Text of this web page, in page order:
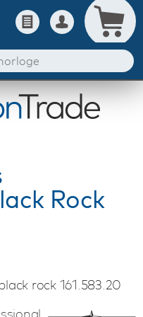
Rock
rock 161.583.20